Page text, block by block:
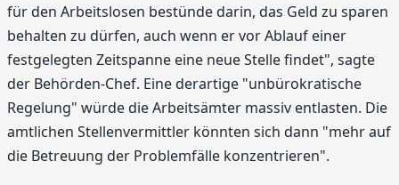
für den Arbeitslosen bestünde darin, das Geld zu sparen
behalten zu dürfen, auch wenn er vor Ablauf einer
festgelegten Zeitspanne eine neue Stelle findet", sagte
der Behörden-Chef. Eine derartige "unbürokratische
Regelung" würde die Arbeitsämter massiv entlasten. Die
amtlichen Stellenvermittler könnten sich dann "mehr auf
die Betreuung der Problemfälle konzentrieren".